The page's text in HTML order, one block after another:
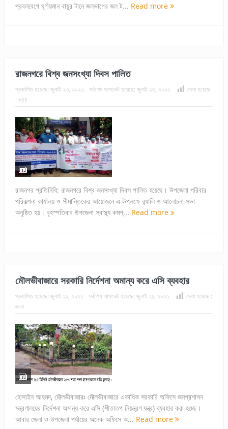
প্রবলবেগে ঘূর্ণায়মান বায়ুর টানে জলভাগের জল ট... Read more
রাজনগরে বিশ্ব জনসংখ্যা দিবস পালিত
প্রকাশিত হয়েছে: জুলাই ২৩, ২০২২ সর্বশেষ আপডেট হয়েছে: জুলাই ২৩, ২০২২
দেখা হয়েছে
: ৬৪৪
রাজনগর প্রতিনিধি: রাজনগরে বিশ্ব জনসংখ্যা দিবস পালিত হয়েছে। উপজেলা পরিবার
পরিকল্পনা কার্যালয় ও সীমান্তিকের আয়োজনে এ উপলক্ষে র‍্যালি ও আলোচনা সভা
অনুষ্ঠিত হয়। বৃহস্পতিবার উপজেলা স্বাস্থ্য কমপ্... Read more
মৌলভীবাজারে সরকারি নির্দেশনা অমান্য করে এসি ব্যবহার
প্রকাশিত হয়েছে: জুলাই ২১, ২০২২ সর্বশেষ আপডেট হয়েছে: জুলাই ২১, ২০২২
দেখা হয়েছে :
৬৮৪
হোসাইন আহমদ, মৌলভীবাজারঃ মৌলভীবাজারে একাধিক সরকারি অফিসে জনপ্রশাসন
মন্ত্রণালয়ের নির্দেশনা অমান্য করে এসি (শীতাতপ নিয়ন্ত্রণ যন্ত্র) ব্যবহার করা হচ্ছে।
আবার জেলা ও উপজেলা পর্যায়ের অনেক অফিসে অ... Read more